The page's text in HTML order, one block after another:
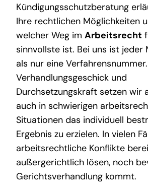
Kündigungsschutzberatung
Ihre rechtlichen Möglichkeiten
welcher Weg im Arbeitsrecht
sinnvollste ist. Bei uns ist jeder
als nur eine
Verhandlungsgeschick und
Durchsetzungskraft setzen wir
auch in schwierigen
Situationen das individuell
Ergebnis zu erzielen. In vielen
arbeitsrechtliche Konflikte
außergerichtlich lösen, noch
Gerichtsverhandlung kommt.